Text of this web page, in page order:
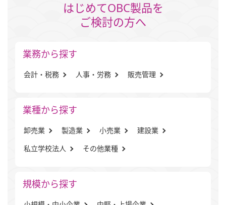
はじめてOBC製品を
ご検討の方へ
業務から探す
会計・税務 人事・労務 販売管理
業種から探す
卸売業 製造業 小売業 建設業
私立学校法人 その他業種
規模から探す